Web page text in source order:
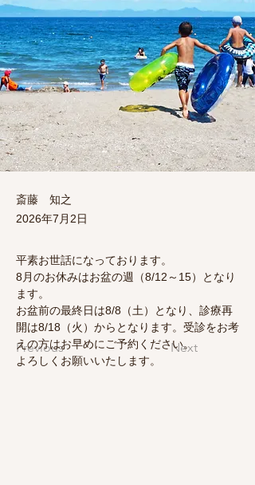
斎藤 知之
2026年7月2日
Previous Next
平素お世話になっております。
8月のお休みはお盆の週（8/12～15）となり
ます。
お盆前の最終日は8/8（土）となり、診療再
開は8/18（火）からとなります。受診をお考
えの方はお早めにご予約ください。
よろしくお願いいたします。